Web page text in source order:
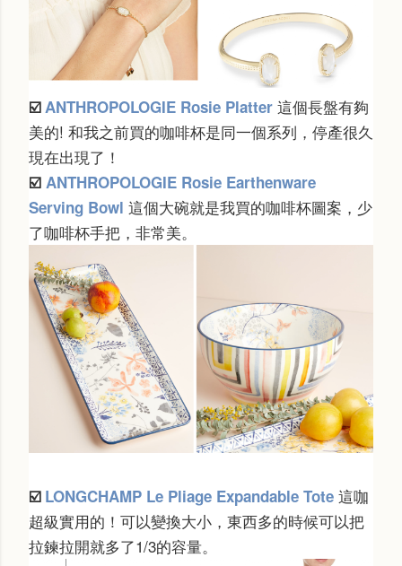
☑️ ANTHROPOLOGIE Rosie Platter 這個長盤有夠
美的! 和我之前買的咖啡杯是同一個系列，停產很久
現在出現了！
☑️ ANTHROPOLOGIE Rosie Earthenware
Serving Bowl 這個大碗就是我買的咖啡杯圖案，少
了咖啡杯手把，非常美。
☑️ LONGCHAMP Le Pliage Expandable Tote 這咖
超級實用的！可以變換大小，東西多的時候可以把
拉鍊拉開就多了1/3的容量。